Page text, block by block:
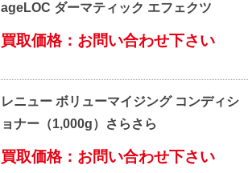
ageLOC ダーマティック エフェクツ
買取価格：お問い合わせ下さい
レニュー ボリューマイジング コンディシ
ョナー（1,000g）さらさら
買取価格：お問い合わせ下さい